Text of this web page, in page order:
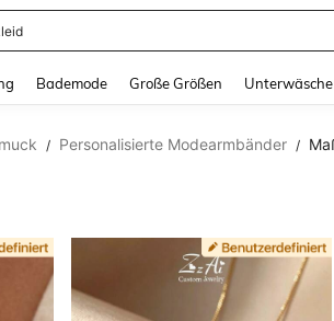
Bademode Große Größen
/ Personalisierte Modearmbänder /